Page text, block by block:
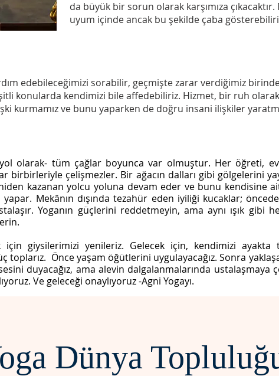
da büyük bir sorun olarak karşımıza
uyum içinde ancak bu şekilde çaba
edebileceğimizi sorabilir, geçmişte zarar verdiğimiz
konularda kendimizi bile affedebiliriz. Hizmet, bir ruh
kurmamız ve bunu yaparken de doğru insani ilişkiler
olarak- tüm çağlar boyunca var olmuştur. Her öğreti,
birbirleriyle çelişmezler. Bir ağacın dalları gibi gölgelerini
kazanan yolcu yoluna devam eder ve bunu kendisine
yapar. Mekânın dışında tezahür eden iyiliği kucaklar;
Yoganın güçlerini reddetmeyin, ama aynı ışık gibi
için giysilerimizi yenileriz. Gelecek için, kendimizi ayakta
toplarız. Önce yaşam öğütlerini uygulayacağız. Sonra
duyacağız, ama alevin dalgalanmalarında ustalaşmaya
Ve geleceği onaylıyoruz -Agni Yogayı.
Dünya